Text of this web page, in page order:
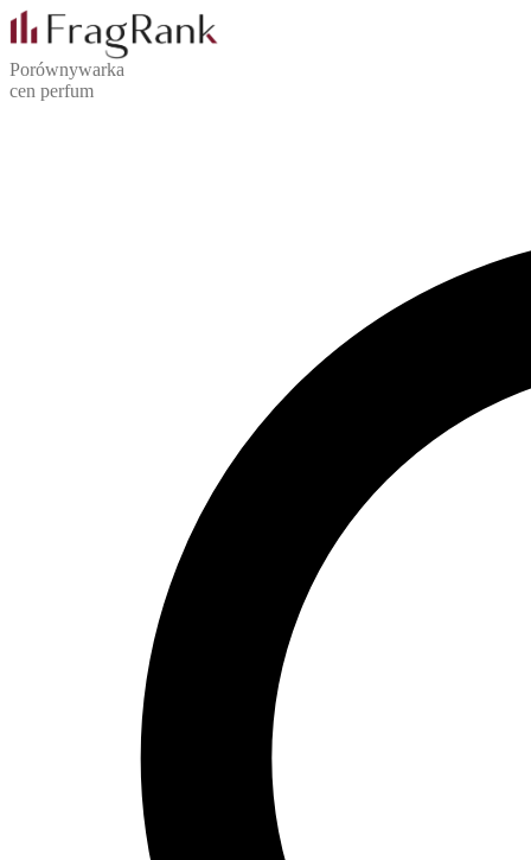
Porównywarka
cen perfum